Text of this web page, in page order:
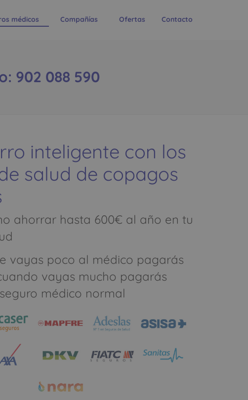
médicos Compañías Ofertas Contacto
902 088 590
inteligente con los
salud de copagos
ahorrar hasta 600€ al año en tu
vayas poco al médico pagarás
vayas mucho pagarás
médico normal